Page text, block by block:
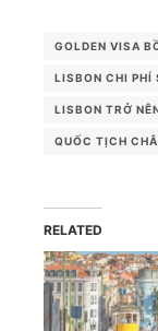
GOLDEN VISA
LISBON CHI PHÍ
LISBON TRỞ
QUỐC TỊCH
RELATED